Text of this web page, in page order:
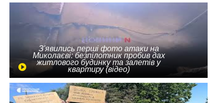
З'явились перші фото атаки на
Миколаєві: безпілотник пробив дах
житлового будинку та залетів у
квартиру (відео)